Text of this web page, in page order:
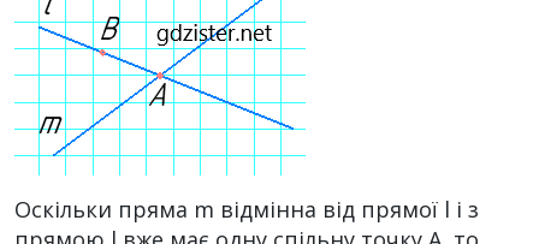
Оскільки пряма m відмінна від прямої l і з